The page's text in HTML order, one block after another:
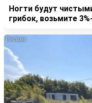
Ногти будут
грибок, возьмите